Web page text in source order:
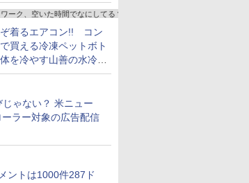
ーク、空いた時間でなにしてる？
ぞ着るエアコン!! コン
買える冷凍ペットボト
を冷やす山善の水冷ベ
ロードバイクにちょう
【ぼっち・ざ・ろー
の14】
じゃない？ 米ニュー
ラー対象の広告配信
ントは1000件287ド